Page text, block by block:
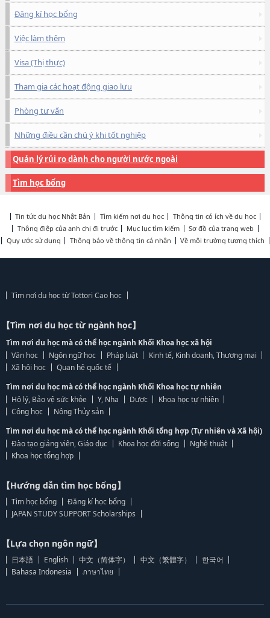
Đăng kí học bổng
Việc làm thêm
Visa (Thị thực)
Tham gia các hoạt động giao lưu
Phòng tư vấn
Những điều cần chú ý khi tốt nghiệp
Quản lý rủi ro dành cho người nước ngoài
Tìm học bổng
Tin tức du học Nhật Bản Tìm kiếm nơi du học
Thông tin có ích về du học
Thông điệp của anh chị đi trước
Mục lục tìm kiếm
Sơ đồ của trang web
Quy ước sử dụng
Thông báo về thông tin cá nhân Về môi trường tương thích
Tìm nơi du học từ Tottori Cao học
【Tìm nơi du học từ ngành học】
Tìm nơi du học mà có thể học ngành Khối Khoa học xã hội
Văn học
Ngôn ngữ học Pháp luật
Kinh tế, Kinh doanh, Thương mại
Xã hội học
Quan hệ quốc tế
Tìm nơi du học mà có thể học ngành Khối Khoa học tự nhiên
Hộ lý, Bảo vệ sức khỏe
Y, Nha Dược
Khoa học tự nhiên
Công học
Nông Thủy sản
Tìm nơi du học mà có thể học ngành Khối tổng hợp (Tự nhiên và Xã hội)
Đào tạo giảng viên, Giáo dục
Khoa học đời sống
Nghệ thuật
Khoa học tổng hợp
【Hướng dẫn tìm học bổng】
Tìm học bổng
Đăng kí học bổng
JAPAN STUDY SUPPORT Scholarships
【Lựa chọn ngôn ngữ】
日本語 English 中文（简体字） 中文（繁體字）
한국어
Bahasa Indonesia
ภาษาไทย